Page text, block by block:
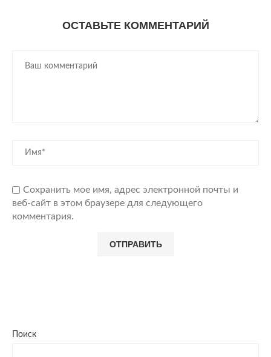
ОСТАВЬТЕ КОММЕНТАРИЙ
Сохранить мое имя, адрес электронной почты и
веб-сайт в этом браузере для следующего
комментария.
Поиск